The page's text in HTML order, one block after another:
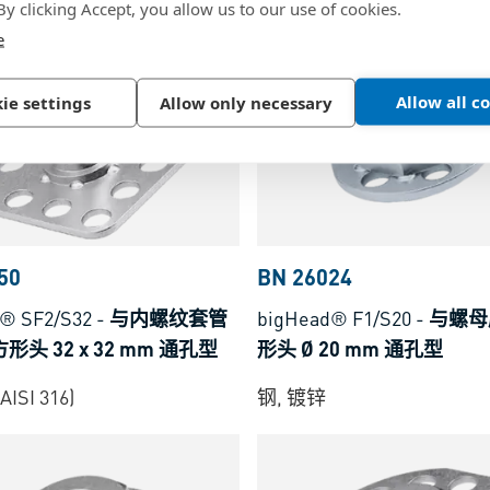
clicking Accept, you allow us to our use of cookies.
settings Allow only necessary Allow all
SF2/S32 - 与内螺纹套管
形头 32 x 32 mm 通孔型
316)
BN 26024
bigHead® F1/S20- 与螺
形头 Ø 20 mm 通孔型
钢, 镀锌